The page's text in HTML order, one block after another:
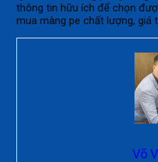
thông tin hữu ích để chọn
mua màng pe chất lượng, giá
Võ